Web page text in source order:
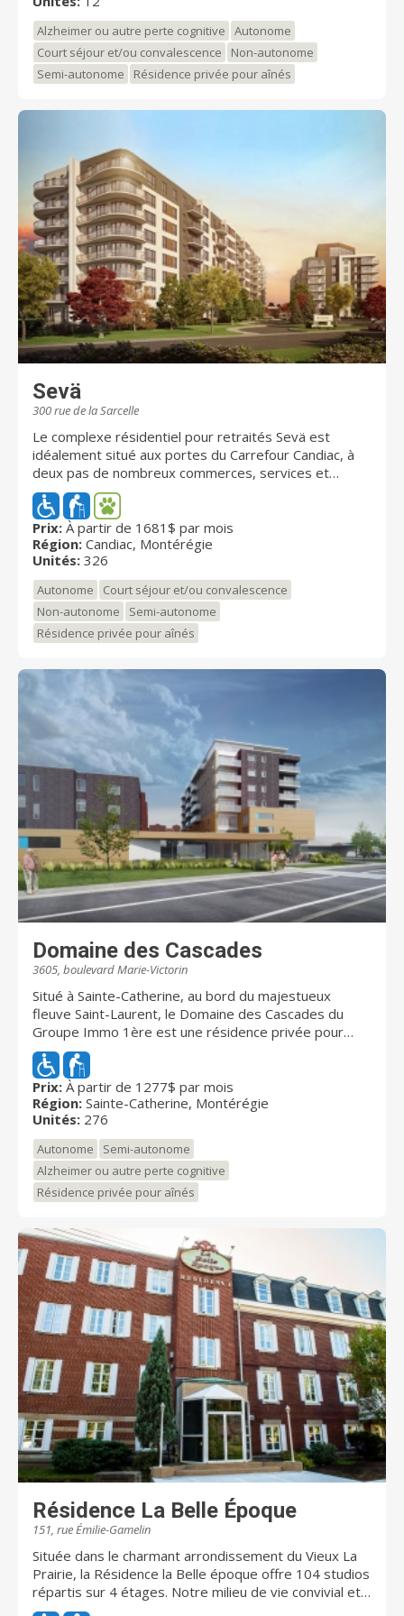
renseignements, visitez chartwell.com
Alzheimer ou autre perte cognitive
Autonome
Court séjour et/ou convalescence
Non-autonome
Semi-autonome
Résidence privée pour aînés
Sevä
300 rue de la Sarcelle
Le complexe résidentiel pour retraités Sevä est
idéalement situé aux portes du Carrefour Candiac, à
deux pas de nombreux commerces, services et
espaces verts, pour vivre votre retraite dans un milieu
de vie inspirant!
Prix: À partir de 1681$ par mois
Région: Candiac, Montérégie
Unités: 326
Autonome
Court séjour et/ou convalescence
Non-autonome
Semi-autonome
Résidence privée pour aînés
Domaine des Cascades
3605, boulevard Marie-Victorin
Situé à Sainte-Catherine, au bord du majestueux
fleuve Saint-Laurent, le Domaine des Cascades du
Groupe Immo 1ère est une résidence privée pour
aînés. Cette résidence accueille les personnes âgées
autonomes, en légère perte d'autonomie (semi-
autonomes) ainsi que les personnes en perte
cognitive et atteintes d'Alzheimer. L'établissement a
récemment été agrandi pour proposer un total de
267 unités d'hébergement (studios, 3 ½, 4 ½),une
piscine intérieure, cinéma, ainsi qu'une unité de soins
de 32 studios où peuvent être accueillis les résidents
atteints d’Alzheimer. Plusieurs services adaptés sont
repas ou 2 repas par jour, salle à manger service aux
tables et bien plus encore.
Prix: À partir de 1277$ par mois
Région: Sainte-Catherine, Montérégie
Unités: 276
Autonome
Semi-autonome
Alzheimer ou autre perte cognitive
Résidence privée pour aînés
Résidence La Belle Époque
151, rue Émilie-Gamelin
Située dans le charmant arrondissement du Vieux La
Prairie, la Résidence la Belle époque offre 104 studios
répartis sur 4 étages. Notre milieu de vie convivial et
adapté permet aux aînés autonomes et semi-